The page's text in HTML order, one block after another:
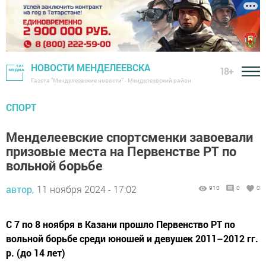
НОВОСТИ МЕНДЕЛЕЕВСКА
Газета "Менделеевские новости" - Менделеевский район
18+
СПОРТ
Менделеевские спортсменки завоевали
призовые места на Первенстве РТ по
вольной борьбе
автор, 11 ноября 2024 - 17:02 910 0 0
С 7 по 8 ноября в Казани прошло Первенство РТ по
вольной борьбе среди юношей и девушек 2011–2012 гг.
р. (до 14 лет)